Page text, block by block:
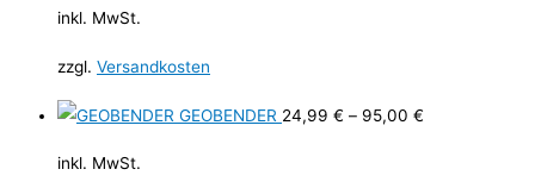
inkl. MwSt.
zzgl. Versandkosten
GEOBENDER 24,99 € – 95,00 €
inkl. MwSt.